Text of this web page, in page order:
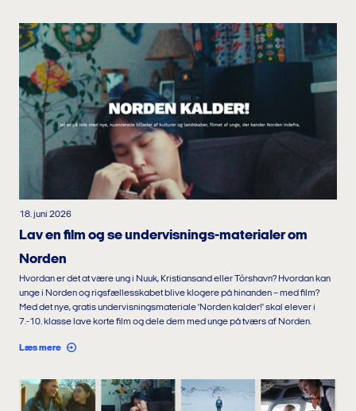
18. juni 2026
Lav en film og se undervisnings-materialer om
Norden
Hvordan er det at være ung i Nuuk, Kristiansand eller Tórshavn? Hvordan kan
unge i Norden og rigsfællesskabet blive klogere på hinanden – med film?
Med det nye, gratis undervisningsmateriale 'Norden kalder!' skal elever i
7.-10. klasse lave korte film og dele dem med unge på tværs af Norden.
Læs mere